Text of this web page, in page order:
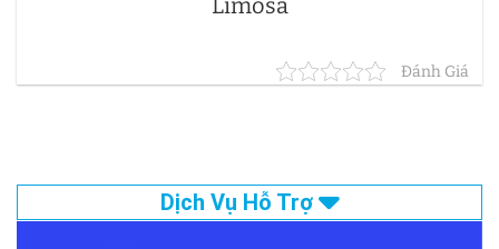
Đánh Giá
Dịch Vụ Hỗ Trợ